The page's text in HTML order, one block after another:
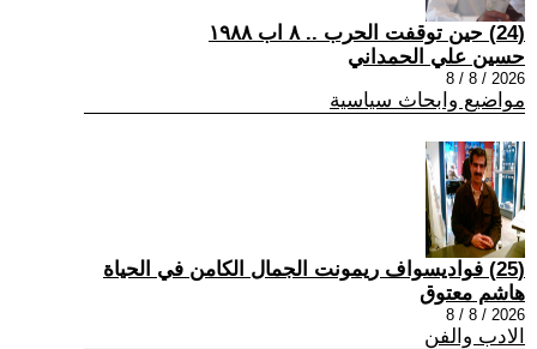
(24) حين توقفت الحرب .. ٨ اب ١٩٨٨
حسين علي الحمداني
2026 / 8 / 8
مواضيع وابحاث سياسية
(25) فواديسواف ريمونت الجمال الكامن في الحياة
هاشم معتوق
2026 / 8 / 8
الادب والفن